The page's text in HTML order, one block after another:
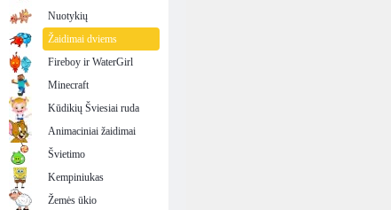
Nuotykių
Žaidimai dviems
Fireboy ir WaterGirl
Minecraft
Kūdikių Šviesiai ruda
Animaciniai žaidimai
Švietimo
Kempiniukas
Žemės ūkio